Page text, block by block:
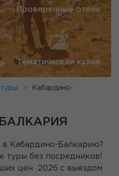
Проверенные отели
Тематическая кухня
Кабардино-
в Кабардино-Балкарию?
туры без посредников!
цен 2026 с выездом